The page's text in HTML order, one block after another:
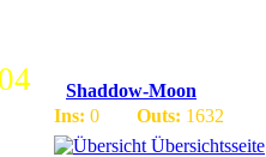
Shaddow-Moon
Ins: 0 Outs: 1632
Übersichtsseite